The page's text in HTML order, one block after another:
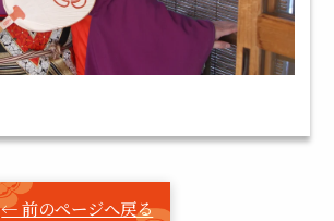
← 前のページへ戻る